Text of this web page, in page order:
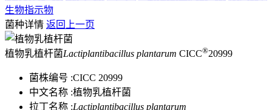
生物指示物
菌种详情 返回上一页
植物乳植杆菌Lactiplantibacillus plantarum CICC®20999
菌株编号 :CICC 20999
中文名称 :植物乳植杆菌
拉丁名称 :Lactiplantibacillus plantarum